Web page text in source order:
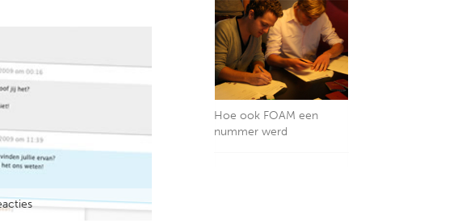
Hoe ook FOAM een
nummer werd